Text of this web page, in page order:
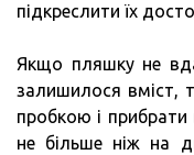
підкреслити їх
Якщо пляшку не
залишилося вміст,
пробкою і
не більше ніж на